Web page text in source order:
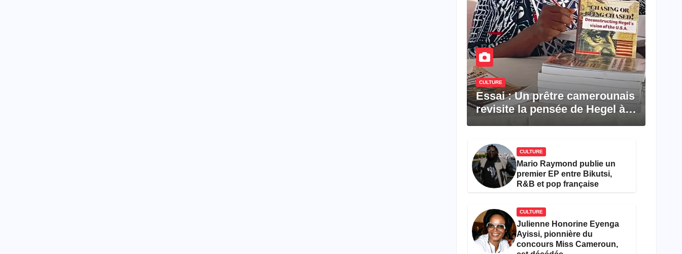
CULTURE
Essai : Un prêtre camerounais
revisite la pensée de Hegel à
CULTURE
Mario Raymond publie un
premier EP entre Bikutsi,
R&B et pop française
CULTURE
Julienne Honorine Eyenga
Ayissi, pionnière du
concours Miss Cameroun,